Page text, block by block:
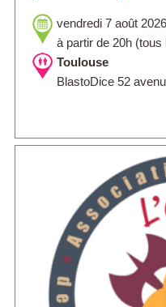
vendredi 7 août 2026
à partir de 20h
Toulouse
BlastoDice 52